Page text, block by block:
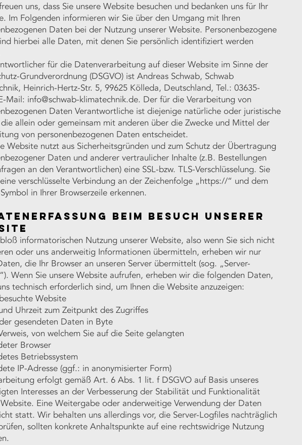
uns, dass Sie unsere Website besuchen und bedanken uns für Ihr
Im Folgenden informieren wir Sie über den Umgang mit Ihren
Daten bei der Nutzung unserer Website. Personenbezogene
hierbei alle Daten, mit denen Sie persönlich identifiziert werden
für die Datenverarbeitung auf dieser Website im Sinne der
Grundverordnung (DSGVO) ist Andreas Schwab, Schwab
Heinrich-Hertz-Str. 5, 99625 Kölleda, Deutschland, Tel.: 03635-
Mail: info@schwab-klimatechnik.de. Der für die Verarbeitung von
Daten Verantwortliche ist diejenige natürliche oder juristische
allein oder gemeinsam mit anderen über die Zwecke und Mittel der
von personenbezogenen Daten entscheidet.
Website nutzt aus Sicherheitsgründen und zum Schutz der Übertragung
Daten und anderer vertraulicher Inhalte (z.B. Bestellungen
an den Verantwortlichen) eine SSL-bzw. TLS-Verschlüsselung. Sie
verschlüsselte Verbindung an der Zeichenfolge „https://“ und dem
in Ihrer Browserzeile erkennen.
beim Besuch unserer
informatorischen Nutzung unserer Website, also wenn Sie sich nicht
oder uns anderweitig Informationen übermitteln, erheben wir nur
die Ihr Browser an unseren Server übermittelt (sog. „Server-
Wenn Sie unsere Website aufrufen, erheben wir die folgenden Daten,
technisch erforderlich sind, um Ihnen die Website anzuzeigen:
Website
Uhrzeit zum Zeitpunkt des Zugriffes
gesendeten Daten in Byte
von welchem Sie auf die Seite gelangten
Browser
Betriebssystem
IP-Adresse (ggf.: in anonymisierter Form)
erfolgt gemäß Art. 6 Abs. 1 lit. f DSGVO auf Basis unseres
Interesses an der Verbesserung der Stabilität und Funktionalität
Eine Weitergabe oder anderweitige Verwendung der Daten
statt. Wir behalten uns allerdings vor, die Server-Logfiles nachträglich
sollten konkrete Anhaltspunkte auf eine rechtswidrige Nutzung